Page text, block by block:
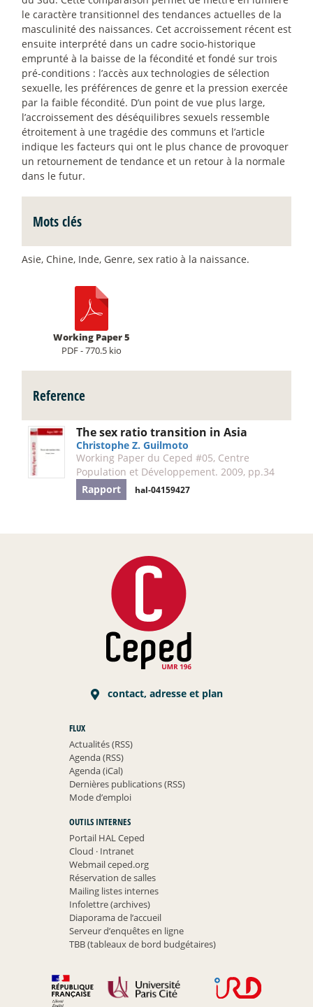
le caractère transitionnel des tendances actuelles de la
masculinité des naissances. Cet accroissement récent est
ensuite interprété dans un cadre socio-historique
emprunté à la baisse de la fécondité et fondé sur trois
pré-conditions : l’accès aux technologies de sélection
sexuelle, les préférences de genre et la pression exercée
par la faible fécondité. D’un point de vue plus large,
l’accroissement des déséquilibres sexuels ressemble
étroitement à une tragédie des communs et l’article
indique les facteurs qui ont le plus chance de provoquer
un retournement de tendance et un retour à la normale
dans le futur.
Mots clés
Asie, Chine, Inde, Genre, sex ratio à la naissance.
Working Paper 5
PDF - 770.5 kio
Reference
The sex ratio transition in Asia
Christophe Z. Guilmoto
Working Paper du Ceped #05, Centre
Population et Développement. 2009, pp.34
Rapport
hal-04159427
contact, adresse et plan
FLUX
Actualités (RSS)
Agenda (RSS)
Agenda (iCal)
Dernières publications (RSS)
Mode d’emploi
OUTILS INTERNES
Portail HAL Ceped
Cloud ·Intranet
Webmail ceped.org
Réservation de salles
Mailing listes internes
Infolettre (archives)
Diaporama de l’accueil
Serveur d’enquêtes en ligne
TBB (tableaux de bord budgétaires)